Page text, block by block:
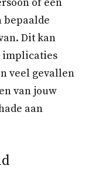
bepaalde
Dit kan
implicaties
veel gevallen
van jouw
aan